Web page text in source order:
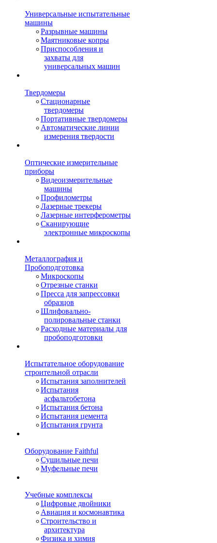
Универсальные испытательные
машины
Разрывные машины
Маятниковые копры
Приспособления и
захваты для
универсальных машин
Твердомеры
Стационарные
твердомеры
Портативные твердомеры
Автоматические линии
измерения твердости
Оптические измерительные
приборы
Видеоизмерительные
машины
Профилометры
Лазерные трекеры
Лазерные интерферометры
Сканирующие
электронные микроскопы
Металлография и
Пробоподготовка
Микроскопы
Отрезные станки
Пресса для запрессовки
образцов
Шлифовально-
полировальные станки
Расходные материалы для
пробоподготовки
Испытательное оборудование
строительной отрасли
Испытания заполнителей
Испытания
асфальтобетона
Испытания бетона
Испытания цемента
Испытания грунта
Оборудование Faithful
Сушильные печи
Муфельные печи
Учебные комплексы
Цифровые двойники
Авиация и космонавтика
Строительство и
архитектура
Физика и химия